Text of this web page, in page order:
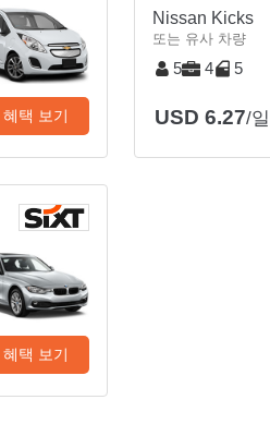
혜택 보기
Nissan Kicks
또는 유사 차량
5 4 5
USD 6.27/일
혜택 보기